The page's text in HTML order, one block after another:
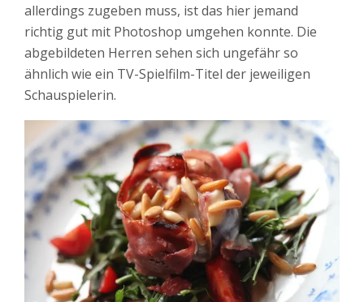
allerdings zugeben muss, ist das hier jemand
richtig gut mit Photoshop umgehen konnte. Die
abgebildeten Herren sehen sich ungefähr so
ähnlich wie ein TV-Spielfilm-Titel der jeweiligen
Schauspielerin.